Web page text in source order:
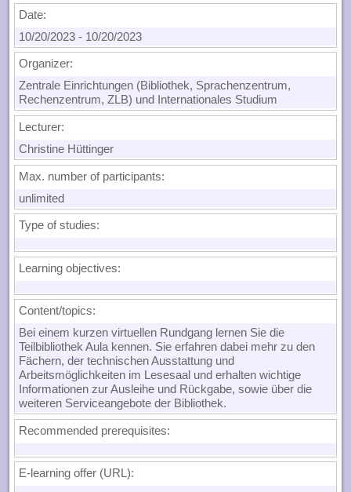
Date:
10/20/2023 - 10/20/2023
Organizer:
Zentrale Einrichtungen (Bibliothek, Sprachenzentrum,
Rechenzentrum, ZLB) und Internationales Studium
Lecturer:
Christine Hüttinger
Max. number of participants:
unlimited
Type of studies:
Learning objectives:
Content/topics:
Bei einem kurzen virtuellen Rundgang lernen Sie die
Teilbibliothek Aula kennen. Sie erfahren dabei mehr zu den
Fächern, der technischen Ausstattung und
Arbeitsmöglichkeiten im Lesesaal und erhalten wichtige
Informationen zur Ausleihe und Rückgabe, sowie über die
weiteren Serviceangebote der Bibliothek.
Recommended prerequisites:
E-learning offer (URL):